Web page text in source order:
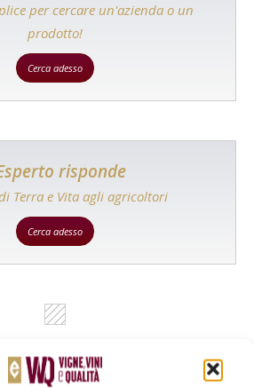
per cercare un'azienda o un
prodotto!
Cerca adesso
risponde
Terra e Vita agli agricoltori
Cerca adesso